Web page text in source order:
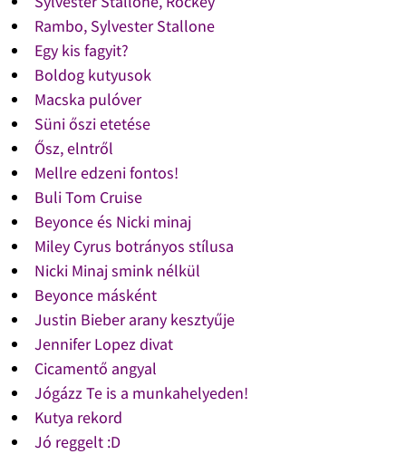
Rambo, Sylvester Stallone
Egy kis fagyit?
Boldog kutyusok
Macska pulóver
Süni őszi etetése
Ősz, elntről
Mellre edzeni fontos!
Buli Tom Cruise
Beyonce és Nicki minaj
Miley Cyrus botrányos stílusa
Nicki Minaj smink nélkül
Beyonce másként
Justin Bieber arany kesztyűje
Jennifer Lopez divat
Cicamentő angyal
Jógázz Te is a munkahelyeden!
Kutya rekord
Jó reggelt :D